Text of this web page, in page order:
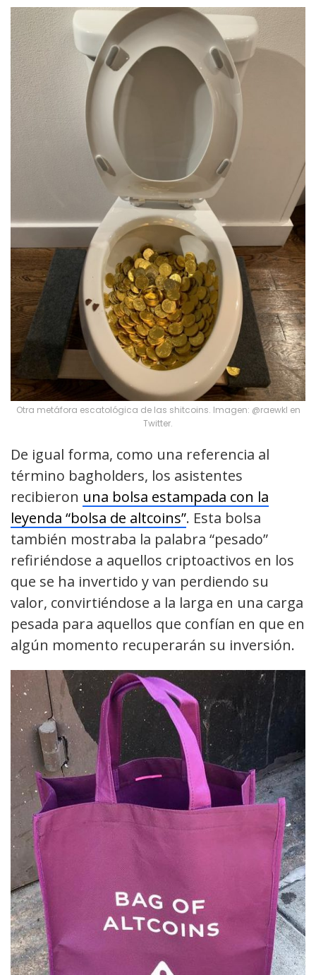
Otra metáfora escatológica de las shitcoins. Imagen: @raewkl en
Twitter.
De igual forma, como una referencia al
término bagholders, los asistentes
recibieron una bolsa estampada con la
leyenda “bolsa de altcoins”. Esta bolsa
también mostraba la palabra “pesado”
refiriéndose a aquellos criptoactivos en los
que se ha invertido y van perdiendo su
valor, convirtiéndose a la larga en una carga
pesada para aquellos que confían en que en
algún momento recuperarán su inversión.